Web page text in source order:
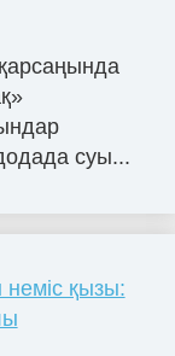
қарсаңында
суы...
қызы: